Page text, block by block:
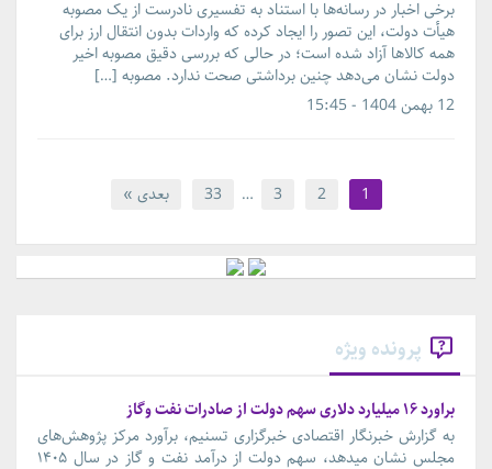
برخی اخبار در رسانه‌ها با استناد به تفسیری نادرست از یک مصوبه
هیأت دولت، این تصور را ایجاد کرده که واردات بدون انتقال ارز برای
همه کالاها آزاد شده است؛ در حالی‌ که بررسی دقیق مصوبه اخیر
دولت نشان می‌دهد چنین برداشتی صحت ندارد. مصوبه […]
12 بهمن 1404 - 15:45
1
2
3
…
33 بعدی »
پرونده ویژه
براورد ۱۶ میلیارد دلاری سهم دولت از صادرات نفت وگاز
به گزارش خبرنگار اقتصادی خبرگزاری تسنیم، برآورد مرکز پژوهش‌های
مجلس نشان میدهد، سهم دولت از درآمد نفت و گاز در سال ۱۴۰۵